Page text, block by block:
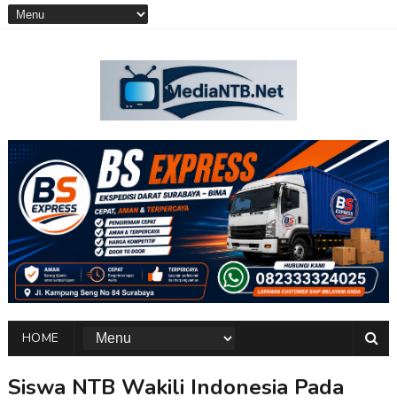
HOME
Siswa NTB Wakili Indonesia Pada